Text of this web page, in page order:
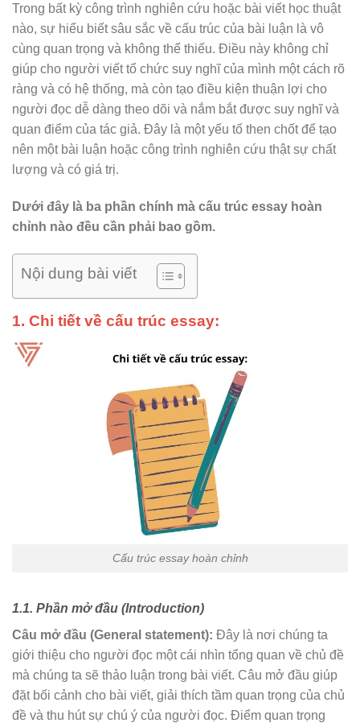
Trong bất kỳ công trình nghiên cứu hoặc bài viết học thuật
nào, sự hiểu biết sâu sắc về cấu trúc của bài luận là vô
cùng quan trọng và không thể thiếu. Điều này không chỉ
giúp cho người viết tổ chức suy nghĩ của mình một cách rõ
ràng và có hệ thống, mà còn tạo điều kiện thuận lợi cho
người đọc dễ dàng theo dõi và nắm bắt được suy nghĩ và
quan điểm của tác giả. Đây là một yếu tố then chốt để tạo
nên một bài luận hoặc công trình nghiên cứu thật sự chất
lượng và có giá trị.
Dưới đây là ba phần chính mà cấu trúc essay hoàn
chỉnh nào đều cần phải bao gồm.
Nội dung bài viết
1. Chi tiết về cấu trúc essay:
Cấu trúc essay hoàn chỉnh
1.1. Phần mở đầu (Introduction)
Câu mở đầu (General statement): Đây là nơi chúng ta
giới thiệu cho người đọc một cái nhìn tổng quan về chủ đề
mà chúng ta sẽ thảo luận trong bài viết. Câu mở đầu giúp
đặt bối cảnh cho bài viết, giải thích tầm quan trọng của chủ
đề và thu hút sự chú ý của người đọc. Điểm quan trọng